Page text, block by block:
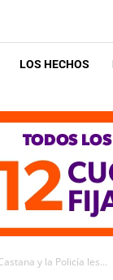
LOS HECHOS
y la Policía les...